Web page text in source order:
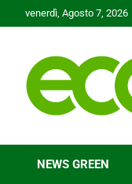
to
venerdì, Agosto 7, 2026
Ecoo.it
NEWS GREEN